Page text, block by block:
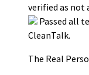
verified as not
Passed all
CleanTalk.
The Real